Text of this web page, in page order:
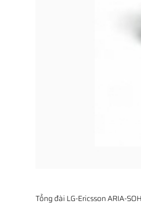
Tổng đài LG-Ericsson ARIA-